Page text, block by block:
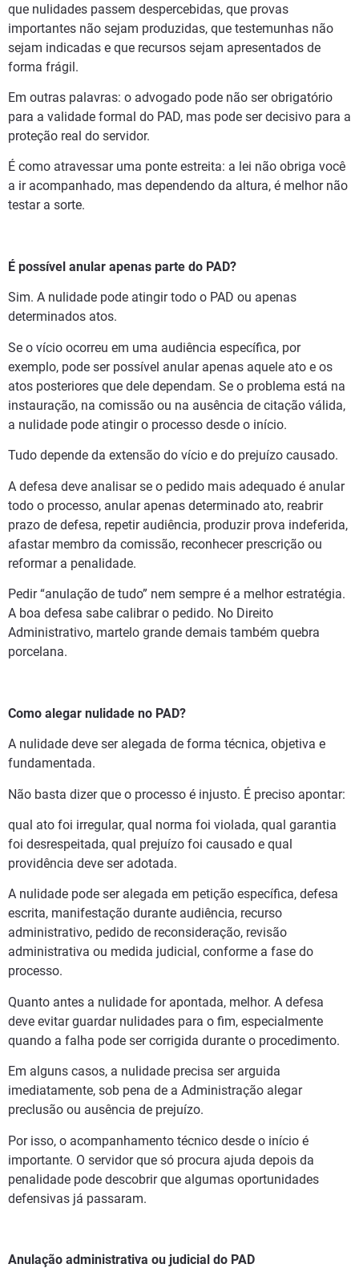
que nulidades passem despercebidas, que provas
importantes não sejam produzidas, que testemunhas não
sejam indicadas e que recursos sejam apresentados de
forma frágil.
Em outras palavras: o advogado pode não ser obrigatório
para a validade formal do PAD, mas pode ser decisivo para a
proteção real do servidor.
É como atravessar uma ponte estreita: a lei não obriga você
a ir acompanhado, mas dependendo da altura, é melhor não
testar a sorte.
É possível anular apenas parte do PAD?
Sim. A nulidade pode atingir todo o PAD ou apenas
determinados atos.
Se o vício ocorreu em uma audiência específica, por
exemplo, pode ser possível anular apenas aquele ato e os
atos posteriores que dele dependam. Se o problema está na
instauração, na comissão ou na ausência de citação válida,
a nulidade pode atingir o processo desde o início.
Tudo depende da extensão do vício e do prejuízo causado.
A defesa deve analisar se o pedido mais adequado é anular
todo o processo, anular apenas determinado ato, reabrir
prazo de defesa, repetir audiência, produzir prova indeferida,
afastar membro da comissão, reconhecer prescrição ou
reformar a penalidade.
Pedir “anulação de tudo” nem sempre é a melhor estratégia.
A boa defesa sabe calibrar o pedido. No Direito
Administrativo, martelo grande demais também quebra
porcelana.
Como alegar nulidade no PAD?
A nulidade deve ser alegada de forma técnica, objetiva e
fundamentada.
Não basta dizer que o processo é injusto. É preciso apontar:
qual ato foi irregular, qual norma foi violada, qual garantia
foi desrespeitada, qual prejuízo foi causado e qual
providência deve ser adotada.
A nulidade pode ser alegada em petição específica, defesa
escrita, manifestação durante audiência, recurso
administrativo, pedido de reconsideração, revisão
administrativa ou medida judicial, conforme a fase do
processo.
Quanto antes a nulidade for apontada, melhor. A defesa
deve evitar guardar nulidades para o fim, especialmente
quando a falha pode ser corrigida durante o procedimento.
Em alguns casos, a nulidade precisa ser arguida
imediatamente, sob pena de a Administração alegar
preclusão ou ausência de prejuízo.
Por isso, o acompanhamento técnico desde o início é
importante. O servidor que só procura ajuda depois da
penalidade pode descobrir que algumas oportunidades
defensivas já passaram.
Anulação administrativa ou judicial do PAD